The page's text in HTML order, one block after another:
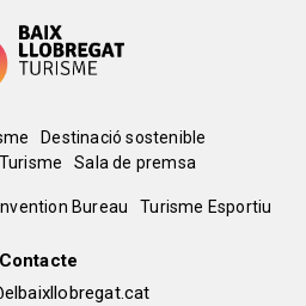
Destinació sostenible
Sala de premsa
Bureau Turisme Esportiu
Contacte